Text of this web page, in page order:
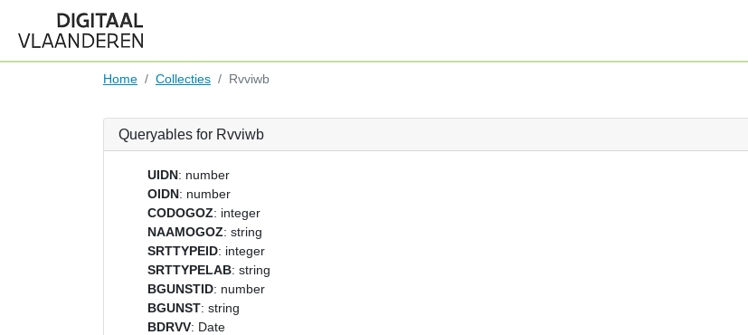
Home Collecties Rvviwb
Queryables for Rvviwb
UIDN: number
OIDN: number
CODOGOZ: integer
NAAMOGOZ: string
SRTTYPEID: integer
SRTTYPELAB: string
BGUNSTID: number
BGUNST: string
BDRVV: Date